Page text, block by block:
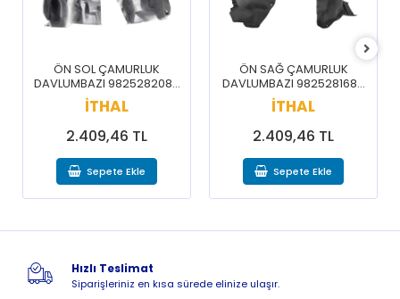
ÖN SOL ÇAMURLUK
DAVLUMBAZI 9825282080
/ 3008 5008 16-20
İTHAL
2.409,46 TL
Sepete Ekle
ÖN SAĞ ÇAMURLUK
DAVLUMBAZI 9825281680
/ 3008 5008 16-20
İTHAL
2.409,46 TL
Sepete Ekle
Hızlı Teslimat
Siparişleriniz en kısa sürede elinize ulaşır.